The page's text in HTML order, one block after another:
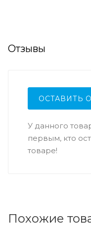
Отзывы
ОСТАВИТЬ
У данного
первым, кто
товаре!
Похожие